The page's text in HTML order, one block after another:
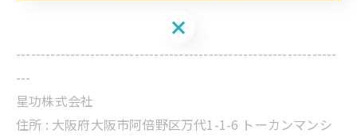
-----------------------------------------------------------------
---
星功株式会社
住所 : 大阪府大阪市阿倍野区万代1-1-6 トーカンマンシ
お問い合わせはこちら